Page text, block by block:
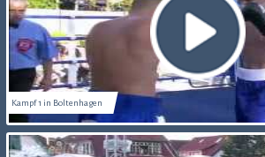
Kampf 1 in Boltenhagen